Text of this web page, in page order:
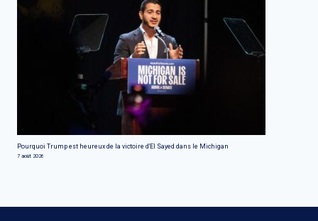
Pourquoi Trump est heureux de la victoire d'El Sayed dans le Michigan
7 août 2026